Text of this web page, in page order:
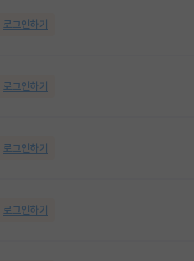
로그인하기
로그인하기
로그인하기
로그인하기